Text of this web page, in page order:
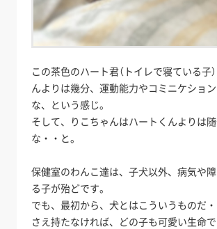
この茶色のハート君（トイレで寝ている子
んよりは幾分、運動能力やコミニケショ
な、という感じ。
そして、りこちゃんはハートくんよりは
な・・と。
保健室のわんこ達は、子犬以外、病気や
る子が殆どです。
でも、最初から、犬とはこういうものだ
さえ持たなければ、どの子も可愛い生命で